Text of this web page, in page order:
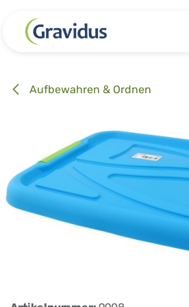
Aufbewahren & Ordnen